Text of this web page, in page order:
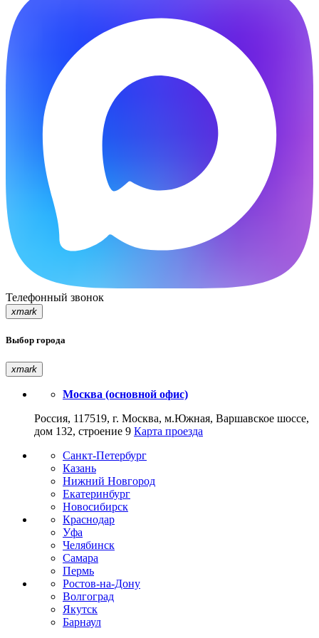
Телефонный звонок
xmark
Выбор города
xmark
Москва (основной офис)
Россия, 117519, г. Москва, м.Южная, Варшавское шоссе,
дом 132, строение 9 Карта проезда
Санкт-Петербург
Казань
Нижний Новгород
Екатеринбург
Новосибирск
Краснодар
Уфа
Челябинск
Самара
Пермь
Ростов-на-Дону
Волгоград
Якутск
Барнаул